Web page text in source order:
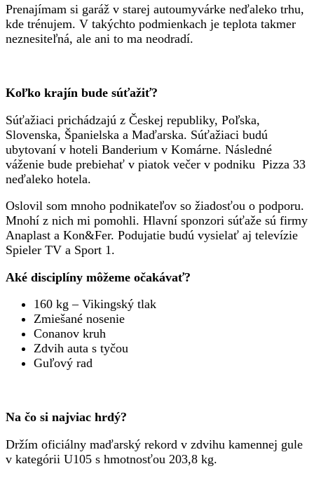
Prenajímam si garáž v starej autoumyvárke neďaleko trhu,
kde trénujem. V takýchto podmienkach je teplota takmer
neznesiteľná, ale ani to ma neodradí.
Koľko krajín bude súťažiť?
Súťažiaci prichádzajú z Českej republiky, Poľska,
Slovenska, Španielska a Maďarska. Súťažiaci budú
ubytovaní v hoteli Banderium v Komárne. Následné
váženie bude prebiehať v piatok večer v podniku Pizza 33
neďaleko hotela.
Oslovil som mnoho podnikateľov so žiadosťou o podporu.
Mnohí z nich mi pomohli. Hlavní sponzori súťaže sú firmy
Anaplast a Kon&Fer. Podujatie budú vysielať aj televízie
Spieler TV a Sport 1.
Aké disciplíny môžeme očakávať?
160 kg – Vikingský tlak
Zmiešané nosenie
Conanov kruh
Zdvih auta s tyčou
Guľový rad
Na čo si najviac hrdý?
Držím oficiálny maďarský rekord v zdvihu kamennej gule
v kategórii U105 s hmotnosťou 203,8 kg.